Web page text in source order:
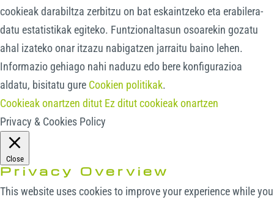
cookieak darabiltza zerbitzu on bat eskaintzeko eta erabilera-
datu estatistikak egiteko. Funtzionaltasun osoarekin gozatu
ahal izateko onar itzazu nabigatzen jarraitu baino lehen.
Informazio gehiago nahi naduzu edo bere konfigurazioa
aldatu, bisitatu gure Cookien politikak.
Cookieak onartzen ditut Ez ditut cookieak onartzen
Privacy & Cookies Policy
Close
Privacy Overview
This website uses cookies to improve your experience while you